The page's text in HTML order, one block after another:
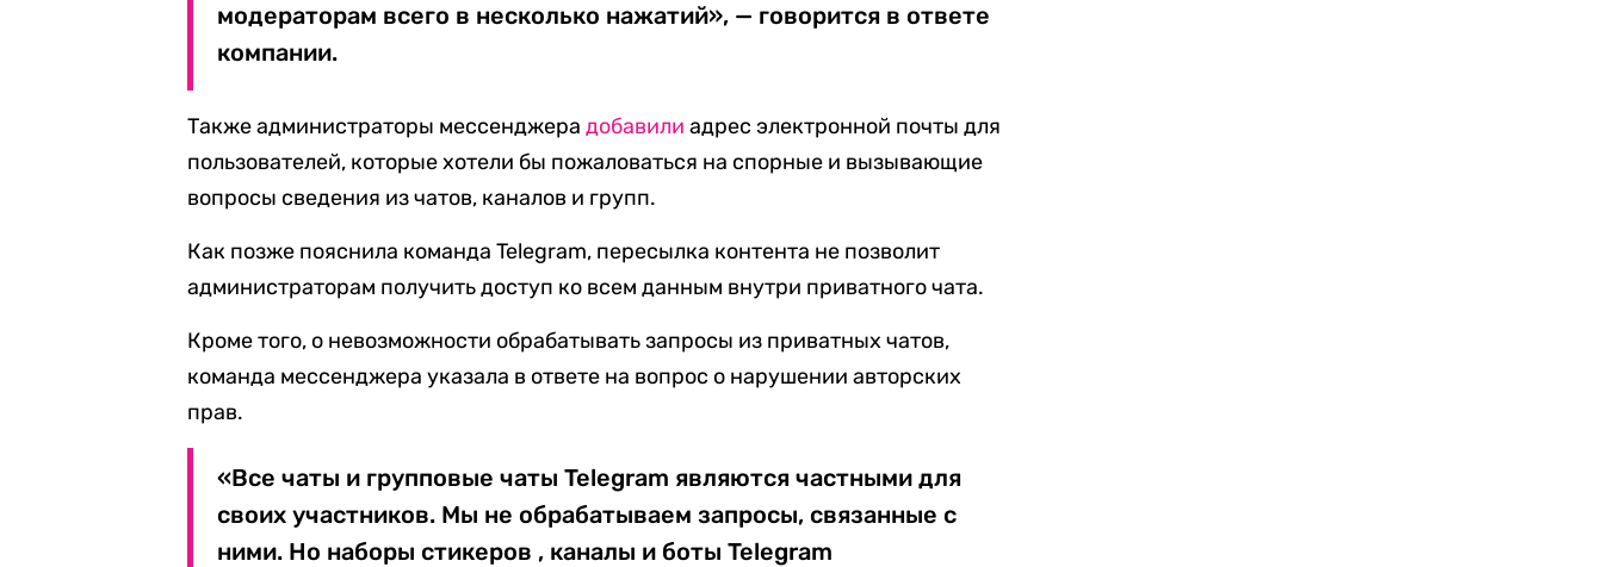
модераторам всего в несколько нажатий», — говорится в ответе
компании.
Также администраторы мессенджерадобавили адрес электронной почты для
пользователей, которые хотели бы пожаловаться на спорные и вызывающие
вопросы сведения из чатов, каналов и групп.
Как позже пояснила команда Telegram, пересылка контента не позволит
администраторам получить доступ ко всем данным внутри приватного чата.
Кроме того, о невозможности обрабатывать запросы из приватных чатов,
команда мессенджера указала в ответе на вопрос о нарушении авторских
прав.
«Все чаты и групповые чаты Telegram являются частными для
своих участников. Мы не обрабатываем запросы, связанные с
ними. Но наборы стикеров , каналы и боты Telegram